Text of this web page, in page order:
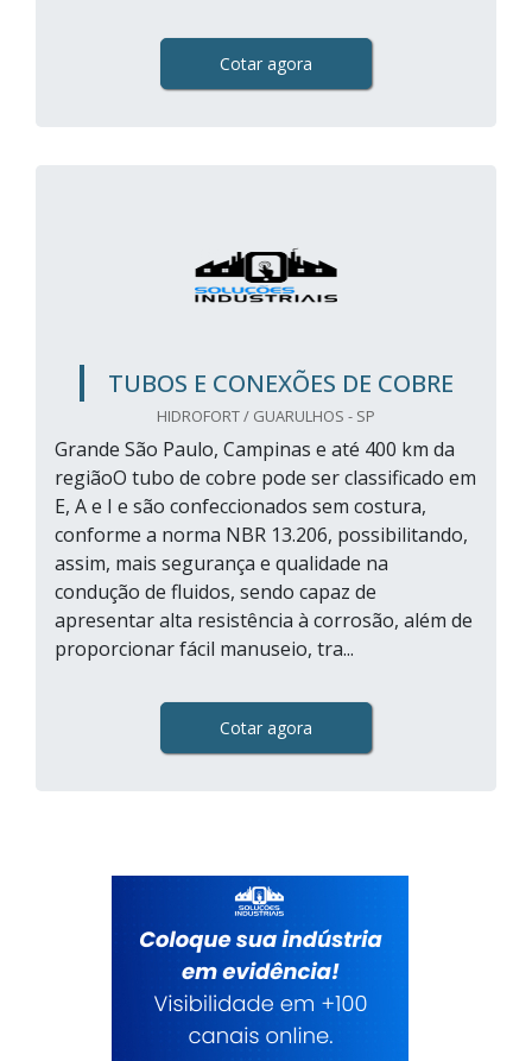
Cotar agora
TUBOS E CONEXÕES DE COBRE
HIDROFORT / GUARULHOS - SP
Grande São Paulo, Campinas e até 400 km da
regiãoO tubo de cobre pode ser classificado em
E, A e I e são confeccionados sem costura,
conforme a norma NBR 13.206, possibilitando,
assim, mais segurança e qualidade na
condução de fluidos, sendo capaz de
apresentar alta resistência à corrosão, além de
proporcionar fácil manuseio, tra...
Cotar agora